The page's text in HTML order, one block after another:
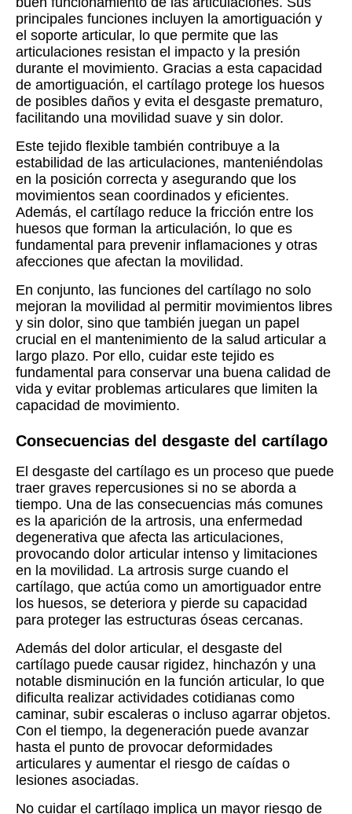
principales funciones incluyen la amortiguación y
el soporte articular, lo que permite que las
articulaciones resistan el impacto y la presión
durante el movimiento. Gracias a esta capacidad
de amortiguación, el cartílago protege los huesos
de posibles daños y evita el desgaste prematuro,
facilitando una movilidad suave y sin dolor.
Este tejido flexible también contribuye a la
estabilidad de las articulaciones, manteniéndolas
en la posición correcta y asegurando que los
movimientos sean coordinados y eficientes.
Además, el cartílago reduce la fricción entre los
huesos que forman la articulación, lo que es
fundamental para prevenir inflamaciones y otras
afecciones que afectan la movilidad.
En conjunto, las funciones del cartílago no solo
mejoran la movilidad al permitir movimientos libres
y sin dolor, sino que también juegan un papel
crucial en el mantenimiento de la salud articular a
largo plazo. Por ello, cuidar este tejido es
fundamental para conservar una buena calidad de
vida y evitar problemas articulares que limiten la
capacidad de movimiento.
Consecuencias del desgaste del cartílago
El desgaste del cartílago es un proceso que puede
traer graves repercusiones si no se aborda a
tiempo. Una de las consecuencias más comunes
es la aparición de la artrosis, una enfermedad
degenerativa que afecta las articulaciones,
provocando dolor articular intenso y limitaciones
en la movilidad. La artrosis surge cuando el
cartílago, que actúa como un amortiguador entre
los huesos, se deteriora y pierde su capacidad
para proteger las estructuras óseas cercanas.
Además del dolor articular, el desgaste del
cartílago puede causar rigidez, hinchazón y una
notable disminución en la función articular, lo que
dificulta realizar actividades cotidianas como
caminar, subir escaleras o incluso agarrar objetos.
Con el tiempo, la degeneración puede avanzar
hasta el punto de provocar deformidades
articulares y aumentar el riesgo de caídas o
lesiones asociadas.
No cuidar el cartílago implica un mayor riesgo de